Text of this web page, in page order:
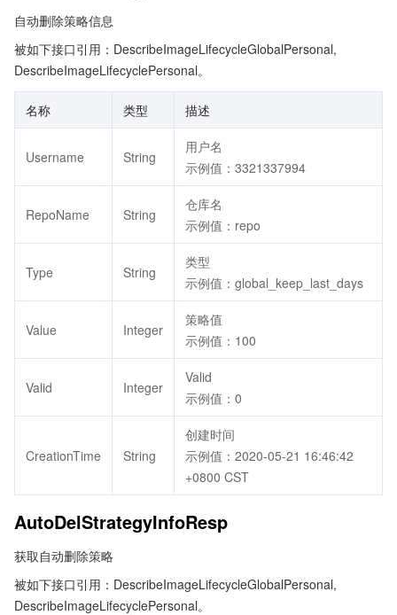
自动删除策略信息
被如下接口引用：DescribeImageLifecycleGlobalPersonal,
DescribeImageLifecyclePersonal。
名称 类型 描述
Username String
用户名
示例值：3321337994
RepoName String
仓库名
示例值：repo
Type String
类型
示例值：global_keep_last_days
Value Integer
策略值
示例值：100
Valid Integer
Valid
示例值：0
CreationTime String
创建时间
示例值：2020-05-21 16:46:42
+0800 CST
AutoDelStrategyInfoResp
获取自动删除策略
被如下接口引用：DescribeImageLifecycleGlobalPersonal,
DescribeImageLifecyclePersonal。